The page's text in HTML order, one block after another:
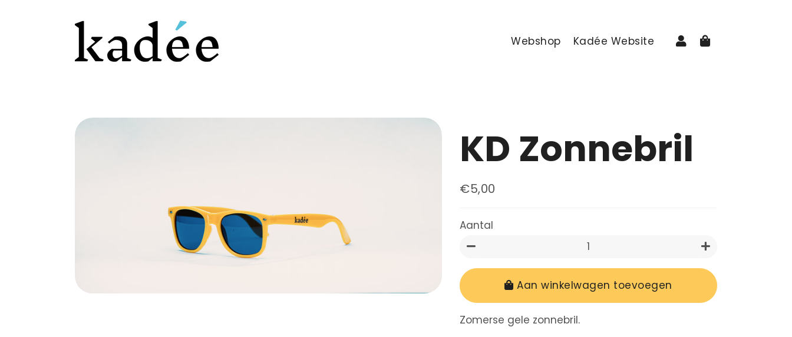
Kadée - Belgisch Ambachtelijk Gebrouwen Premium Bier
Webshop Kadée Website Aanmelden
KD Zonnebril
Normale
Aanbiedingsprijs
€5,00
Aantal
+
Aan winkelwagen toevoegen
Zomerse gele zonnebril.